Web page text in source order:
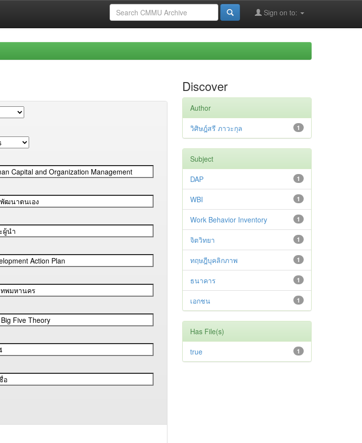
Sign on to:
Discover
Author
1
วิศิษฎ์สรี ภาวะกุล
Subject
1
DAP
1
WBI
1
Work Behavior Inventory
1
จิตวิทยา
1
ทฤษฎีบุคลิกภาพ
1
ธนาคาร
1
เอกชน
Has File(s)
1
true